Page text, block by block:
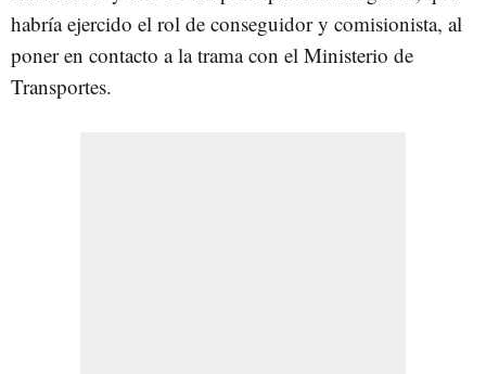
habría ejercido el rol de conseguidor y comisionista, al
poner en contacto a la trama con el Ministerio de
Transportes.